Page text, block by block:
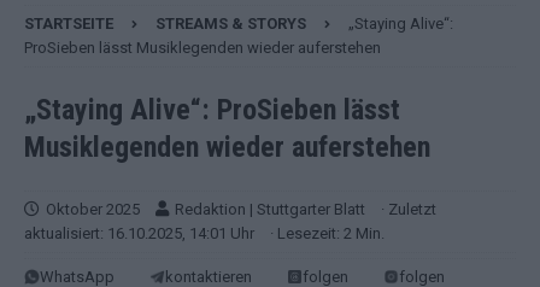
STARTSEITE STREAMS & STORYS
„Staying Alive“:
ProSieben lässt Musiklegenden wieder auferstehen
„Staying Alive“: ProSieben lässt
Musiklegenden wieder auferstehen
Oktober 2025 Redaktion | Stuttgarter Blatt
· Zuletzt
aktualisiert: 16.10.2025, 14:01 Uhr
· Lesezeit: 2 Min.
WhatsApp kontaktieren folgen
folgen